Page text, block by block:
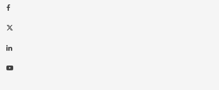
Facebook
Twitter
Linkedin
Youtube